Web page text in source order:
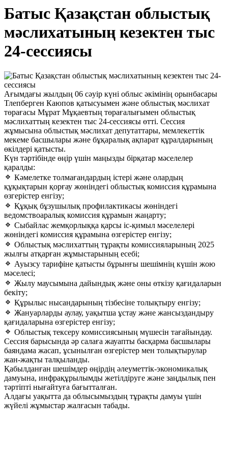
Батыс Қазақстан облыстық
мәслихатының кезектен тыс
24-сессиясы
Ағымдағы жылдың 06 сәуір күні облыс әкімінің орынбасары
Тлепберген Каюпов қатысуымен және облыстық мәслихат
төрағасы Мұрат Мұқаевтың төрағалығымен облыстық
мәслихаттың кезектен тыс 24-сессиясы өтті. Сессия
жұмысына облыстық мәслихат депутаттары, мемлекеттік
мекеме басшылары және бұқаралық ақпарат құралдарының
өкілдері қатысты.
Күн тәртібінде өңір үшін маңызды бірқатар мәселелер
қаралды:
Кәмелетке толмағандардың істері және олардың
құқықтарын қорғау жөніндегі облыстық комиссия құрамына
өзгерістер енгізу;
Құқық бұзушылық профилактикасы жөніндегі
ведомствоаралық комиссия құрамын жаңарту;
Сыбайлас жемқорлыққа қарсы іс-қимыл мәселелері
жөніндегі комиссия құрамына өзгерістер енгізу;
Облыстық мәслихаттың тұрақты комиссияларының 2025
жылғы атқарған жұмыстарының есебі;
Ауызсу тарифіне қатысты бұрынғы шешімнің күшін жою
мәселесі;
Жылу маусымына дайындық және оны өткізу қағидаларын
бекіту;
Құрылыс нысандарының тізбесіне толықтыру енгізу;
Жануарларды аулау, уақытша ұстау және жансыздандыру
қағидаларына өзгерістер енгізу;
Облыстық тексеру комиссиясының мүшесін тағайындау.
Сессия барысында әр салаға жауапты басқарма басшылары
баяндама жасап, ұсынылған өзгерістер мен толықтырулар
жан-жақты талқыланды.
Қабылданған шешімдер өңірдің әлеуметтік-экономикалық
дамуына, инфрақұрылымды жетілдіруге және заңдылық пен
тәртіпті нығайтуға бағытталған.
Алдағы уақытта да облысымыздың тұрақты дамуы үшін
жүйелі жұмыстар жалғасын табады.